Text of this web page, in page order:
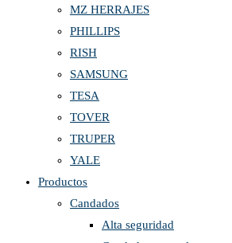
MZ HERRAJES
PHILLIPS
RISH
SAMSUNG
TESA
TOVER
TRUPER
YALE
Productos
Candados
Alta seguridad